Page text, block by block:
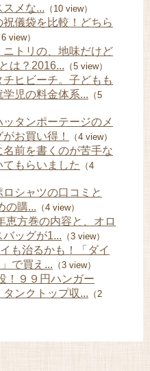
スメな... （10 view）
儀袋を比較！どちら
6 view）
ニトリの、地味だけど
は？2016... （5 view）
ヒビーチ。子どもも
児の料金体系... （5
ッタンポーテージのメ
お買い得！
（4 view）
前を書くのが苦手な
もらいました
（4
ロシャツの口コミと
の購... （4 view）
恵方巻の内容と、オロ
バッグが1... （3 view）
も治るかも！「ダイ
で買え... （3 view）
！９９円ハンガー
ンクトップ収... （2